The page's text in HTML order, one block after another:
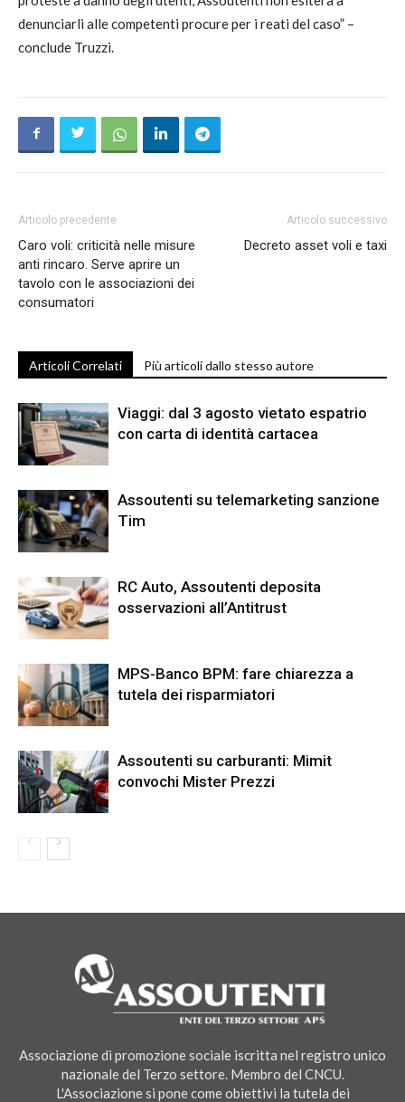
denunciarli alle competenti procure per i reati del caso” –
conclude Truzzi.
Articolo precedente
Caro voli: criticità nelle misure
anti rincaro. Serve aprire un
tavolo con le associazioni dei
consumatori
Articolo successivo
Decreto asset voli e taxi
Articoli Correlati Più articoli dallo stesso autore
Viaggi: dal 3 agosto vietato espatrio
con carta di identità cartacea
Assoutenti su telemarketing sanzione
Tim
RC Auto, Assoutenti deposita
osservazioni all’Antitrust
MPS-Banco BPM: fare chiarezza a
tutela dei risparmiatori
Assoutenti su carburanti: Mimit
convochi Mister Prezzi
Associazione di promozione sociale iscritta nel registro unico
nazionale del Terzo settore. Membro del CNCU.
L'Associazione si pone come obiettivi la tutela dei